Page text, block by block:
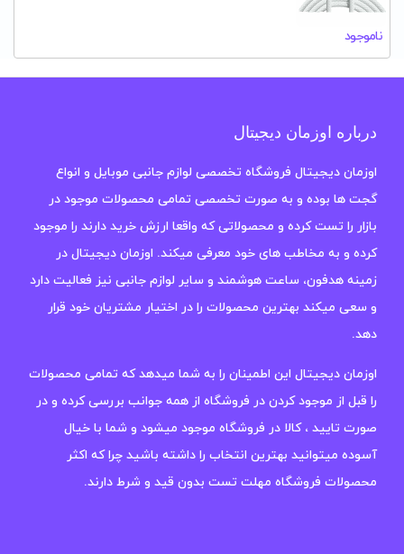
ناموجود
درباره اوزمان دیجیتال
اوزمان دیجیتال فروشگاه تخصصی لوازم جانبی موبایل و انواع
گجت ها بوده و به صورت تخصصی تمامی محصولات موجود در
بازار را تست کرده و محصولاتی که واقعا ارزش خرید دارند را موجود
کرده و به مخاطب های خود معرفی میکند. اوزمان دیجیتال در
زمینه هدفون، ساعت هوشمند و سایر لوازم جانبی نیز فعالیت دارد
و سعی میکند بهترین محصولات را در اختیار مشتریان خود قرار
دهد.
اوزمان دیجیتال این اطمینان را به شما میدهد که تمامی محصولات
را قبل از موجود کردن در فروشگاه از همه جوانب بررسی کرده و در
صورت تایید ، کالا در فروشگاه موجود میشود و شما با خیال
آسوده میتوانید بهترین انتخاب را داشته باشید چرا که اکثر
محصولات فروشگاه مهلت تست بدون قید و شرط دارند.